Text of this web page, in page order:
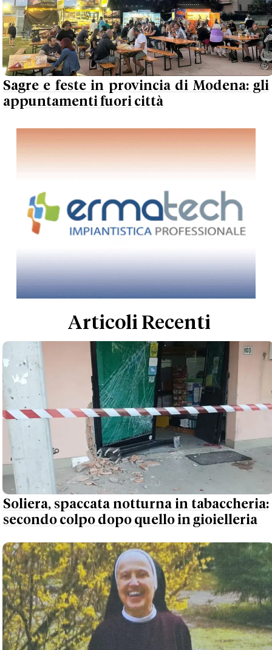
Sagre e feste in provincia di Modena: gli
appuntamenti fuori città
Articoli Recenti
Soliera, spaccata notturna in tabaccheria:
secondo colpo dopo quello in gioielleria